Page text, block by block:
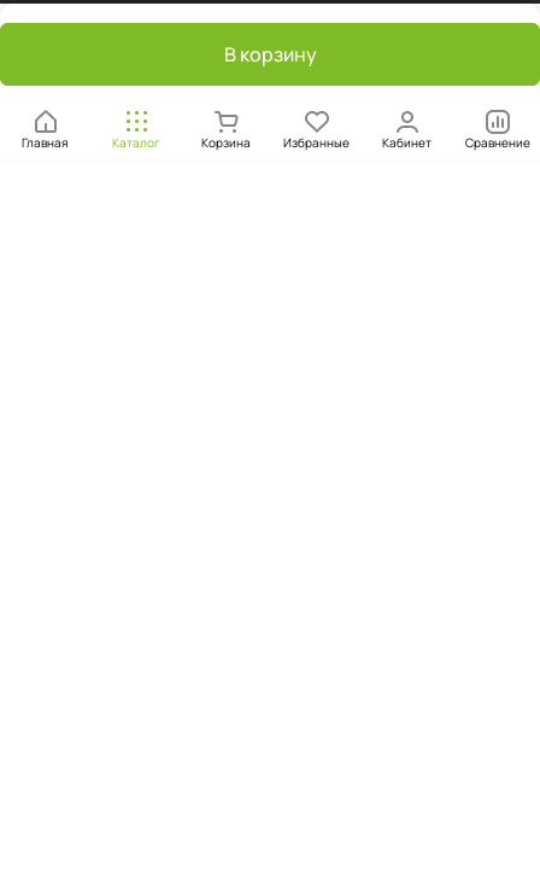
В корзину
Главная Каталог Корзина Избранные Кабинет Сравнение